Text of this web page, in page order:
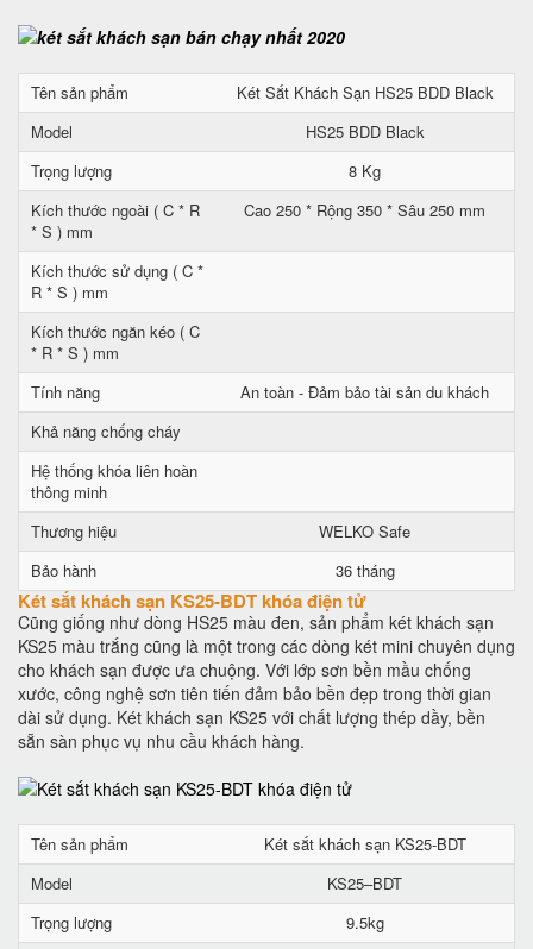
Tên sản phẩm
Két Sắt Khách Sạn HS25 BDD Black
Model
HS25 BDD Black
Trọng lượng
8 Kg
Kích thước ngoài ( C * R
* S ) mm
Cao 250 * Rộng 350 * Sâu 250 mm
Kích thước sử dụng ( C *
R * S ) mm
Kích thước ngăn kéo ( C
* R * S ) mm
Tính năng
An toàn - Đảm bảo tài sản du khách
Khả năng chống cháy
Hệ thống khóa liên hoàn
thông minh
Thương hiệu
WELKO Safe
Bảo hành
36 tháng
Két sắt khách sạn KS25-BDT khóa điện tử
Cũng giống như dòng HS25 màu đen, sản phẩm két khách sạn
KS25 màu trắng cũng là một trong các dòng két mini chuyên dụng
cho khách sạn được ưa chuộng. Với lớp sơn bền mầu chống
xước, công nghệ sơn tiên tiến đảm bảo bền đẹp trong thời gian
dài sử dụng. Két khách sạn KS25 với chất lượng thép dầy, bền
sẵn sàn phục vụ nhu cầu khách hàng.
Tên sản phẩm
Két sắt khách sạn KS25-BDT
Model
KS25–BDT
Trọng lượng
9.5kg